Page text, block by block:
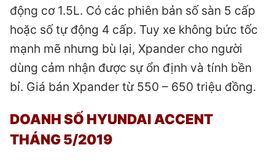
động cơ 1.5L. Có các phiên bản số sàn 5 cấp
hoặc số tự động 4 cấp. Tuy xe không bức tốc
mạnh mẽ nhưng bù lại, Xpander cho người
dùng cảm nhận được sự ổn định và tính bền
bỉ. Giá bán Xpander từ 550 – 650 triệu đồng.
DOANH SỐ HYUNDAI ACCENT
THÁNG 5/2019